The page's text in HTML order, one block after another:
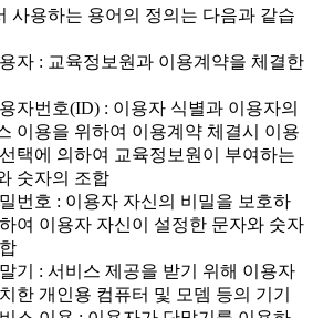
사용하는 용어의 정의는 다음과 같습
자 : 교육정보원과 이용계약을 체결한
자번호(ID) : 이용자 식별과 이용자의
이용을 위하여 이용계약 체결시 이용
택에 의하여 교육정보원이 부여하는
숫자의 조합
번호 : 이용자 자신의 비밀을 보호하
여 이용자 자신이 설정한 문자와 숫자
기 : 서비스 제공을 받기 위해 이용자
한 개인용 컴퓨터 및 모뎀 등의 기기